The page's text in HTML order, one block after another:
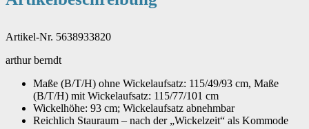
Artikel-Nr. 5638933820
arthur berndt
Maße (B/T/H) ohne Wickelaufsatz: 115/49/93 cm, Maße
(B/T/H) mit Wickelaufsatz: 115/77/101 cm
Wickelhöhe: 93 cm; Wickelaufsatz abnehmbar
Reichlich Stauraum – nach der „Wickelzeit“ als Kommode